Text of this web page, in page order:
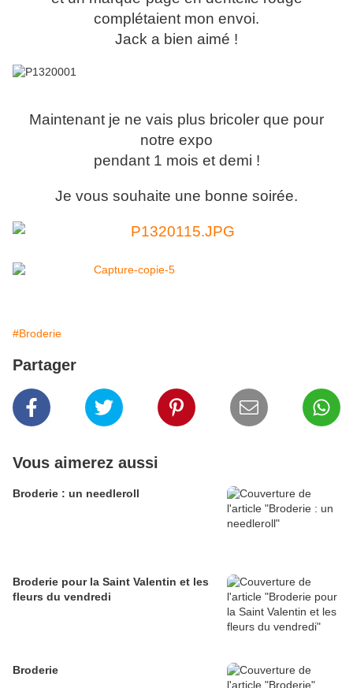
complétaient mon envoi.
Jack a bien aimé !
Maintenant je ne vais plus bricoler que pour
notre expo
pendant 1 mois et demi !
Je vous souhaite une bonne soirée.
#Broderie
Partager
Vous aimerez aussi
Broderie : un needleroll
Broderie pour la Saint Valentin et les
fleurs du vendredi
Broderie